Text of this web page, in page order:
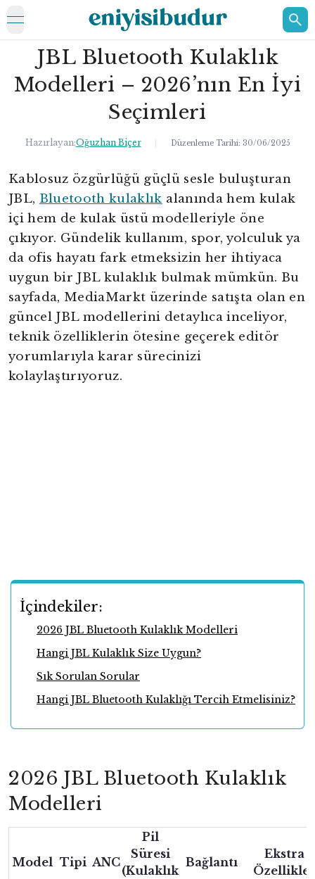
open navigation menu
ELEKTRONİK
EV
HAKKIMIZDA
İLETİŞİM
JBL Bluetooth Kulaklık
Modelleri – 2026’nın En İyi
Seçimleri
Hazırlayan:Oğuzhan Biçer Düzenleme Tarihi: 30/06/2025
Kablosuz özgürlüğü güçlü sesle buluşturan
JBL, Bluetooth kulaklık alanında hem kulak
içi hem de kulak üstü modelleriyle öne
çıkıyor. Gündelik kullanım, spor, yolculuk ya
da ofis hayatı fark etmeksizin her ihtiyaca
uygun bir JBL kulaklık bulmak mümkün. Bu
sayfada, MediaMarkt üzerinde satışta olan en
güncel JBL modellerini detaylıca inceliyor,
teknik özelliklerin ötesine geçerek editör
yorumlarıyla karar sürecinizi
kolaylaştırıyoruz.
İçindekiler:
2026 JBL Bluetooth Kulaklık Modelleri
Hangi JBL Kulaklık Size Uygun?
Sık Sorulan Sorular
Hangi JBL Bluetooth Kulaklığı Tercih Etmelisiniz?
2026 JBL Bluetooth Kulaklık
Modelleri
Model Tipi ANC
Pil
Süresi
(Kulaklık
Bağlantı
Ekstra
Özellikler